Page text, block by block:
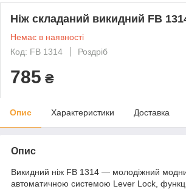
Ніж складаний викидний FB
Немає в наявності
Код: FB 1314
Роздріб
785 ₴
Опис Характеристики Доставка
Опис
Викидний ніж FB 1314 — молодіжний
автоматичною системою Lever Lock,